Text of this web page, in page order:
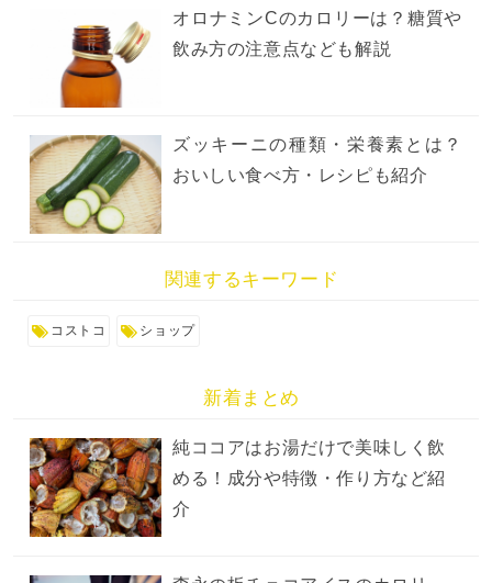
オロナミンCのカロリーは？糖質や
飲み方の注意点なども解説
ズッキーニの種類・栄養素とは？
おいしい食べ方・レシピも紹介
関連するキーワード
コストコ ショップ
新着まとめ
純ココアはお湯だけで美味しく飲
める！成分や特徴・作り方など紹
介